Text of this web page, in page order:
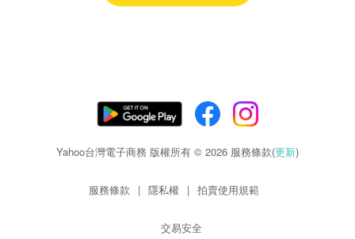
Yahoo台灣電子商務 版權所有 © 2026 服務條款(更新)
服務條款 | 隱私權 | 拍賣使用規範
交易安全